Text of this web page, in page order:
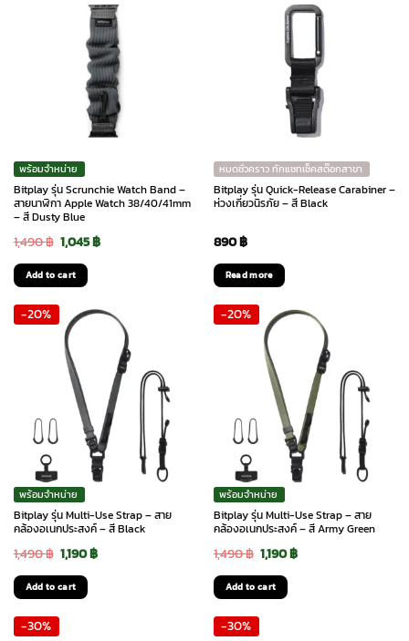
พร้อมจำหน่าย
Bitplay รุ่น Scrunchie Watch Band –
สายนาฬิกา Apple Watch 38/40/41mm
– สี Dusty Blue
1,490฿ Original
price
was:
1,490 ฿.
1,045฿Current
1,045 ฿.
Add to cart
หมดชั่วคราว ทักแชทเช็คสต๊อกสาขา
Bitplay รุ่น Quick-Release Carabiner –
ห่วงเกี่ยวนิรภัย – สี Black
890฿
Read more
-20%
พร้อมจำหน่าย
Bitplay รุ่น Multi-Use Strap – สาย
คล้องอเนกประสงค์ – สี Black
1,490฿ Original
price
was:
1,190฿Current
Add to cart
-20%
พร้อมจำหน่าย
Bitplay รุ่น Multi-Use Strap – สาย
คล้องอเนกประสงค์ – สี Army Green
1,490฿ Original
price
was:
1,190฿Current
Add to cart
-30% -30%